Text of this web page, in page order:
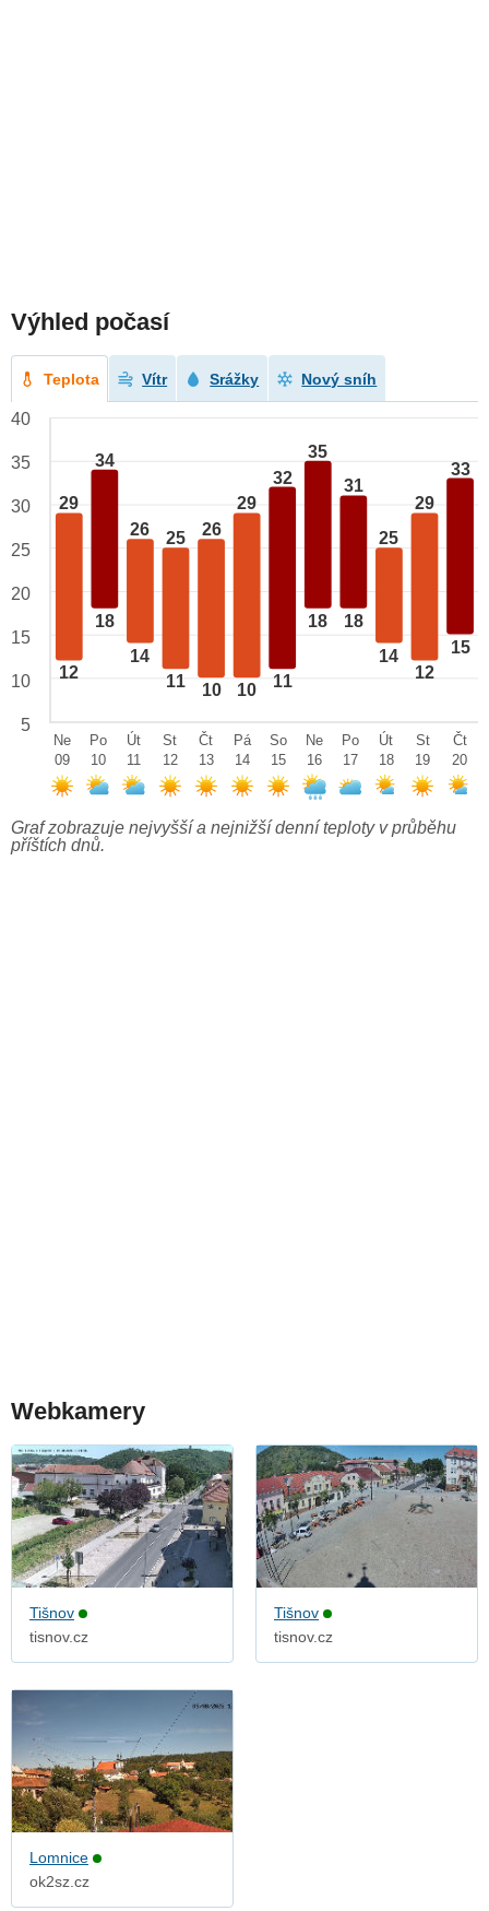
Výhled počasí
Teplota Vítr Srážky Nový sníh
29
12
34
18
26
14
25
11
26
10
29
10
32
11
35
18
31
18
25
14
29
12
33
15
40
35
30
25
20
15
10
5
Ne
09
Po
10
Út
11
St
12
Čt
13
Pá
14
So
15
Ne
16
Po
17
Út
18
St
19
Čt
20
Graf zobrazuje nejvyšší a nejnižší denní teploty v průběhu
příštích dnů.
Webkamery
Tišnov
tisnov.cz
Tišnov
tisnov.cz
Lomnice
ok2sz.cz